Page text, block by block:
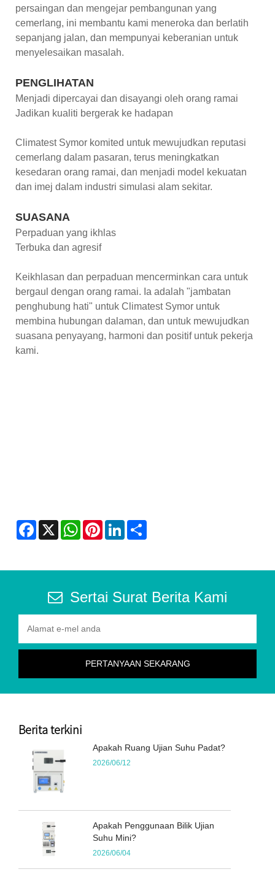
persaingan dan mengejar pembangunan yang
cemerlang, ini membantu kami meneroka dan berlatih
sepanjang jalan, dan mempunyai keberanian untuk
menyelesaikan masalah.
PENGLIHATAN
Menjadi dipercayai dan disayangi oleh orang ramai
Jadikan kualiti bergerak ke hadapan
Climatest Symor komited untuk mewujudkan reputasi
cemerlang dalam pasaran, terus meningkatkan
kesedaran orang ramai, dan menjadi model kekuatan
dan imej dalam industri simulasi alam sekitar.
SUASANA
Perpaduan yang ikhlas
Terbuka dan agresif
Keikhlasan dan perpaduan mencerminkan cara untuk
bergaul dengan orang ramai. Ia adalah "jambatan
penghubung hati" untuk Climatest Symor untuk
membina hubungan dalaman, dan untuk mewujudkan
suasana penyayang, harmoni dan positif untuk pekerja
kami.
Facebook
X WhatsAppPinterestLinkedIn
Sertai Surat Berita Kami
Berita terkini
Apakah Ruang Ujian Suhu Padat?
2026/06/12
Apakah Penggunaan Bilik Ujian
Suhu Mini?
2026/06/04